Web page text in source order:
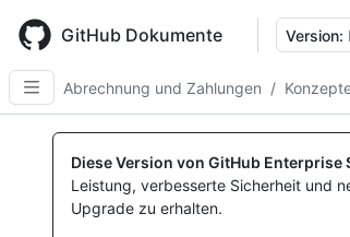
main
content
GitHub Dokumente Version:
Abrechnung und Zahlungen /
Diese Version von GitHub
Leistung, verbesserte Sicherheit und
Upgrade zu erhalten.